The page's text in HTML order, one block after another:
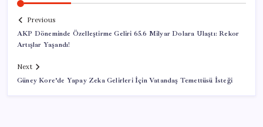
Previous
AKP Döneminde Özelleştirme Geliri 65.6 Milyar Dolara Ulaştı: Rekor
Artışlar Yaşandı!
Next
Güney Kore’de Yapay Zeka Gelirleri İçin Vatandaş Temettüsü İsteği